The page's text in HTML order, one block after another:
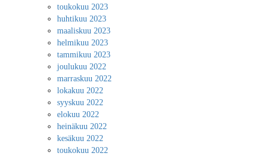
toukokuu 2023
huhtikuu 2023
maaliskuu 2023
helmikuu 2023
tammikuu 2023
joulukuu 2022
marraskuu 2022
lokakuu 2022
syyskuu 2022
elokuu 2022
heinäkuu 2022
kesäkuu 2022
toukokuu 2022